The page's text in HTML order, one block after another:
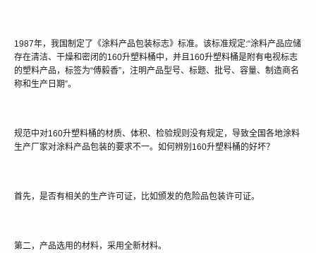
1987年，我国制定了《涂料产品包装标志》标准。该标准规定:“涂料产品应储
存在清洁、干燥和密闭的160升塑料桶中，并且160升塑料桶是附有电视标志
的塑料产品，标签为“傅毅香”，注明产品型号、标题、批号、容量、制造商名
称和生产日期”。
规范中对160升塑料桶的材质、体积、检验规则没有规定，导致全国各地涂料
生产厂家对涂料产品包装的要求不一。如何辨别160升塑料桶的好坏？
首先，是否有相关的生产许可证，比如颁发的危险品包装许可证。
第二，产品选用的材料，采用全新材料。